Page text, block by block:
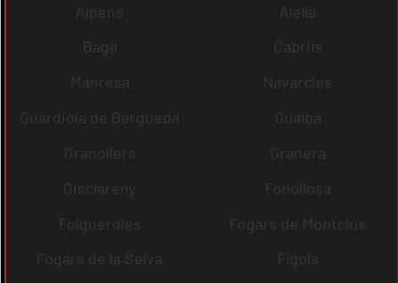
Alpens
Alella
Bagà
Cabrils
Manresa
Navarcles
Guardiola de Berguedà
Gualba
Granollers
Granera
Gisclareny
Fonollosa
Folgueroles
Fogars de Montclús
Fogars de la Selva
Fígols